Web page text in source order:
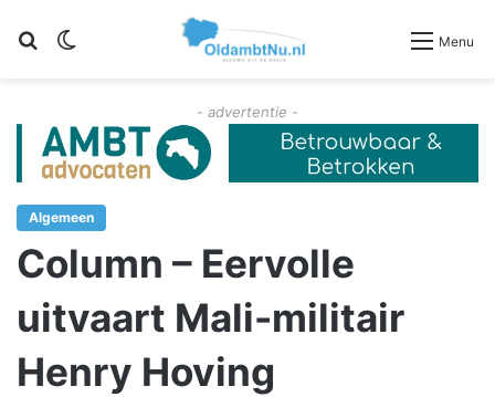
Zoeken Menu
- advertentie -
Algemeen
Column – Eervolle
uitvaart Mali-militair
Henry Hoving